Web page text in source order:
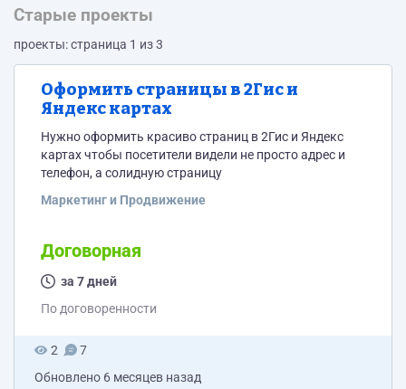
Старые проекты
проекты: страница 1 из 3
Оформить страницы в 2Гис и
Яндекс картах
Нужно оформить красиво страниц в 2Гис и Яндекс
картах чтобы посетители видели не просто адрес и
телефон, а солидную страницу
Маркетинг и Продвижение
Договорная
за 7 дней
По договоренности
2
7
Обновлено 6 месяцев назад